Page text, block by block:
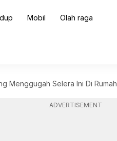
Mobil Olah raga
Menggugah Selera Ini Di Rumah
ADVERTISEMENT